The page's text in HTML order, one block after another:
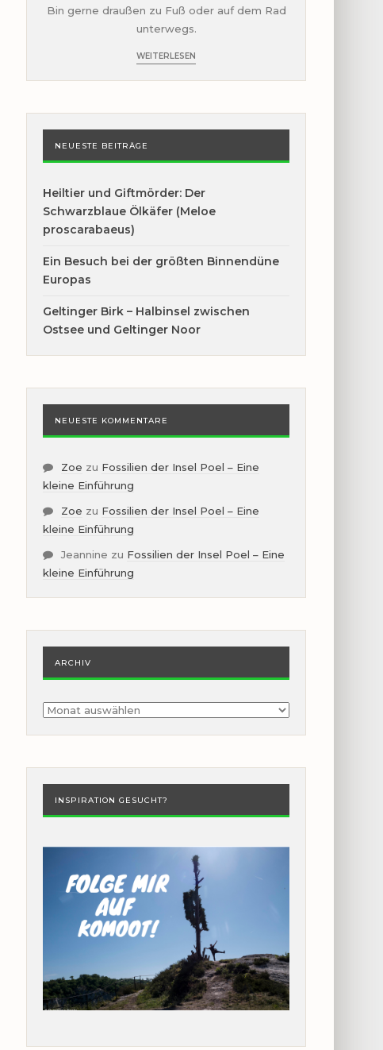
Bin gerne draußen zu Fuß oder auf dem Rad
unterwegs.
WEITERLESEN
NEUESTE BEITRÄGE
Heiltier und Giftmörder: Der
Schwarzblaue Ölkäfer (Meloe
proscarabaeus)
Ein Besuch bei der größten Binnendüne
Europas
Geltinger Birk – Halbinsel zwischen
Ostsee und Geltinger Noor
NEUESTE KOMMENTARE
Zoe zu Fossilien der Insel Poel – Eine
kleine Einführung
Zoe zu Fossilien der Insel Poel – Eine
kleine Einführung
Jeannine zu Fossilien der Insel Poel – Eine
kleine Einführung
ARCHIV
Archiv
INSPIRATION GESUCHT?